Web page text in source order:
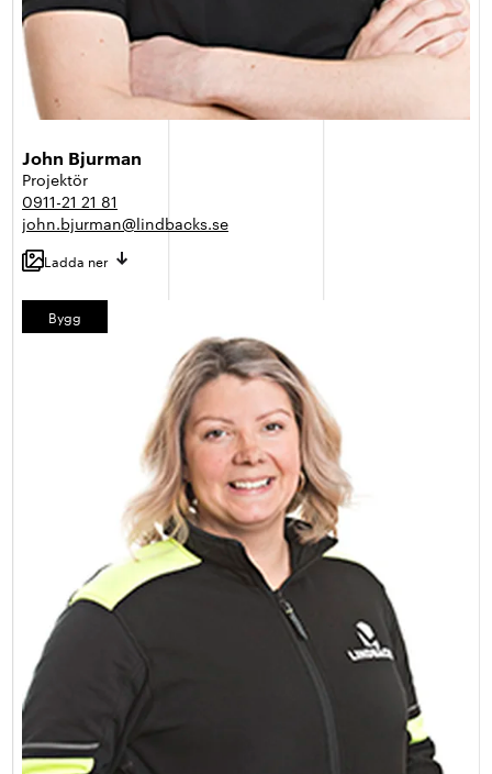
John Bjurman
Projektör
0911-21 21 81
john.bjurman@lindbacks.se
Ladda ner
Bygg